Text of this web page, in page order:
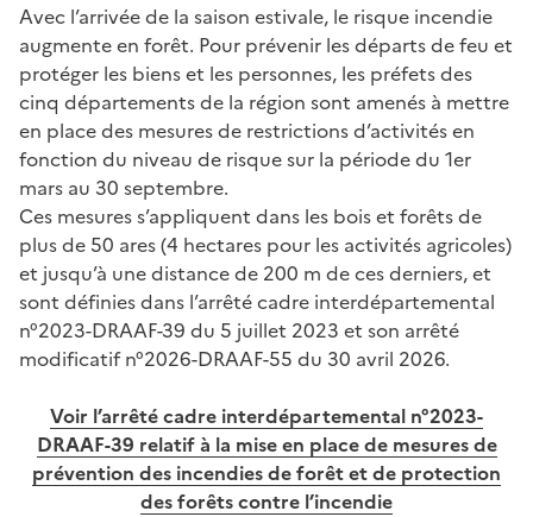
Avec l’arrivée de la saison estivale, le risque incendie
augmente en forêt. Pour prévenir les départs de feu et
protéger les biens et les personnes, les préfets des
cinq départements de la région sont amenés à mettre
en place des mesures de restrictions d’activités en
fonction du niveau de risque sur la période du 1er
mars au 30 septembre.
Ces mesures s’appliquent dans les bois et forêts de
plus de 50 ares (4 hectares pour les activités agricoles)
et jusqu’à une distance de 200 m de ces derniers, et
sont définies dans l’arrêté cadre interdépartemental
n°2023-DRAAF-39 du 5 juillet 2023 et son arrêté
modificatif n°2026-DRAAF-55 du 30 avril 2026.
Voir l’arrêté cadre interdépartemental n°2023-
DRAAF-39 relatif à la mise en place de mesures de
prévention des incendies de forêt et de protection
des forêts contre l’incendie